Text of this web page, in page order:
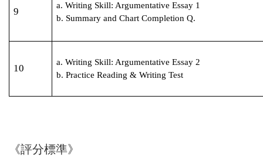
9
a. Writing Skill: Argumentative Essay 1
b. Summary and Chart Completion Q.
10
a. Writing Skill: Argumentative Essay 2
b. Practice Reading & Writing Test
《評分標準》